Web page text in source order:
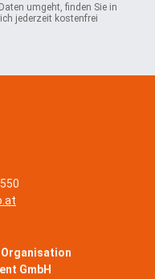
umgeht, finden Sie in
jederzeit kostenfrei
Organisation
GmbH